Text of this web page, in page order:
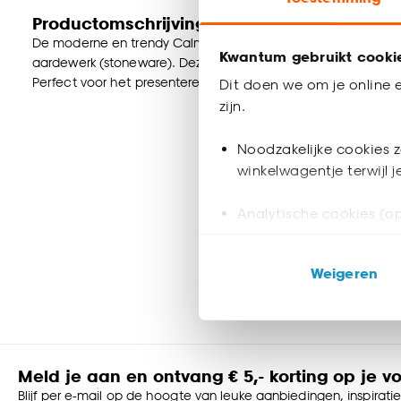
Kwantum gebruikt
Dit doen we om je online
zijn.
Noodzakelijke cookies
winkelwagentje terwijl
Analytische cookies
ook buiten de
Klik op ‘Ja, alles
Weigeren
Productomschrijving
De moderne en trendy Calmness fruitschaal in taupe heeft
aardewerk (stoneware). Deze stijlvolle schaal is geschikt
Perfect voor het presenteren van fruit met een verfijnde en
Meld je aan en ontvang € 5,- korting op je
Blijf per e-mail op de hoogte van leuke aanbiedingen,